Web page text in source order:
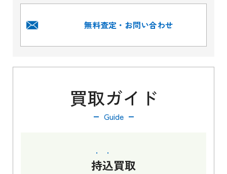
無料査定・お問い合わせ
買取ガイド
Guide
持込買取